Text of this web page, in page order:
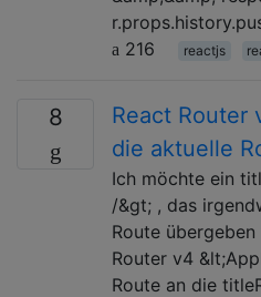
216
reactjs
8
React Router
die aktuelle
Ich möchte ein
/&gt; , das
Route
Router v4
Route an die